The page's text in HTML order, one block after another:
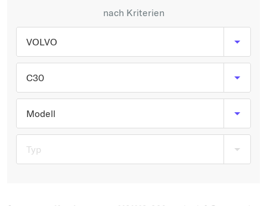
Typ wählen
nach Kriterien
VOLVO
C30
Modell
Typ